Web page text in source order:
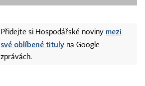
Přidejte si Hospodářské noviny mezi
své oblíbené tituly na Google
zprávách.